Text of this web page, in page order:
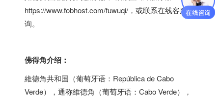
https://www.fobhost.com/fuwuqi/ ，或联系在线客服咨
询。
佛得角介绍：
維德角共和国（葡萄牙语：República de Cabo
Verde），通称維德角（葡萄牙语：Cabo Verde），